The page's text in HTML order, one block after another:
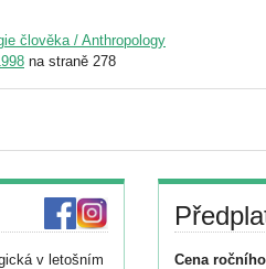
člověka / Anthropology
na straně 278
v letošním
Cena